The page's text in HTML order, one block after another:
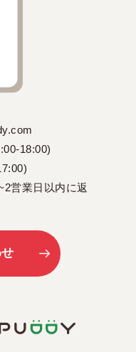
18:00)
営業日以内に返